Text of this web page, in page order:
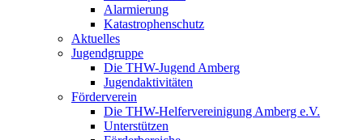
Alarmierung
Katastrophenschutz
Aktuelles
Jugendgruppe
Die THW-Jugend Amberg
Jugendaktivitäten
Förderverein
Die THW-Helfervereinigung Amberg e.V.
Unterstützen